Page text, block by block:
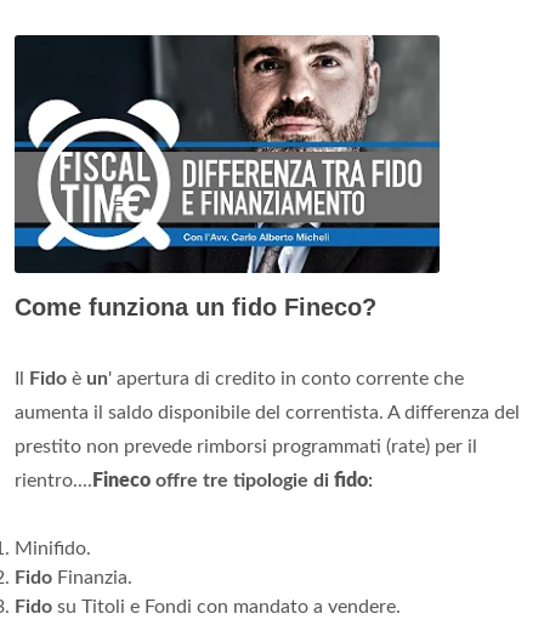
Come funziona un fido Fineco?
Fido è un' apertura di credito in conto corrente che
aumenta il saldo disponibile del correntista. A differenza del
prestito non prevede rimborsi programmati (rate) per il
rientro.... Fineco offre tre tipologie di fido:
Minifido.
Fido Finanzia.
Fido su Titoli e Fondi con mandato a vendere.